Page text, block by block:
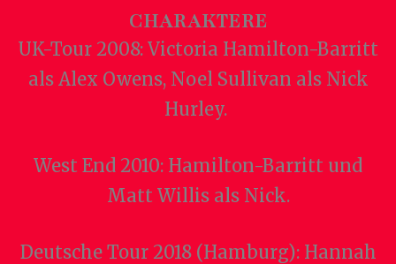
CHARAKTERE
UK-Tour 2008: Victoria Hamilton-Barritt
als Alex Owens, Noel Sullivan als Nick
Hurley.
West End 2010: Hamilton-Barritt und
Matt Willis als Nick.
Deutsche Tour 2018 (Hamburg): Hannah